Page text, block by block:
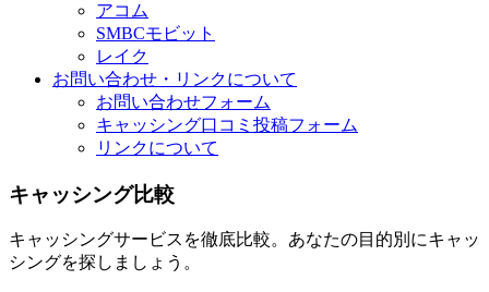
アコム
SMBCモビット
レイク
お問い合わせ・リンクについて
お問い合わせフォーム
キャッシング口コミ投稿フォーム
リンクについて
キャッシング比較
キャッシングサービスを徹底比較。あなたの目的別にキャッ
シングを探しましょう。